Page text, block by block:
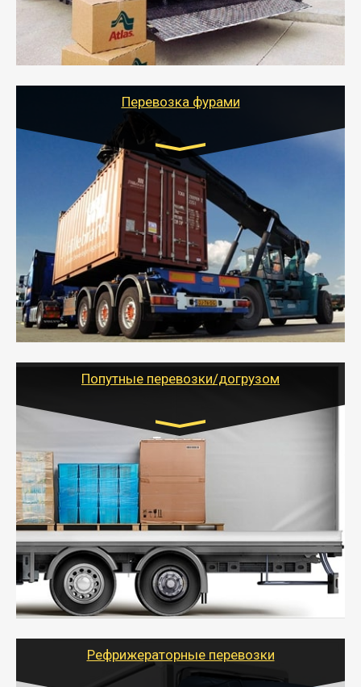
- Тайгер Логистик подберет автотранспорт, быстро и
качественно организует переезд к новому месту
службы или работы с гарантией сохранности груза и
оформлением документов, подтверждающих
Перевозка фурами
Транспорт:
Еврофура Тент от 5 до 10 тонн
грузоподъемность
от 10 000 руб. Возможен догруз
- Доставка фурой до 20 т возможна для больших
объемов грузов, упакованных в коробки, мешки,
паллеты и россыпью в самые отдаленные места
России с гарантией полной сохранности.
- Тайгер Логистик предоставляет услуги по
грузоперевозкам для физических и юридических лиц
Попутные перевозки/догрузом
Транспорт:
Газель (1,5 и 3 тонны), Бычок, Еврофура от 5 до
10 тонн
от 5000 руб. Возможен догруз
- Экономный способ доставить вещи от 200 кг в
другой город - догрузом или попутно. Попутные
грузоперевозки для физлиц, ИП и юрлиц обходятся
дешевле.
- Тайгер Логистик организует доставку
крупногабаритных и личных вещей по нужному
для погрузочно-разгрузочных работ при перевозке.
Рефрижераторные перевозки